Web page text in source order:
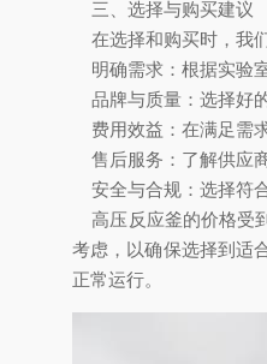
三、选择与购买建议
在选择和购买时，我
明确需求：根据实验
品牌与质量：选择好
费用效益：在满足需
售后服务：了解供应
安全与合规：选择符
高压反应釜的价格受
考虑，以确保选择到适
正常运行。